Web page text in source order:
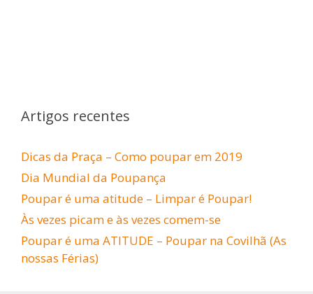
Artigos recentes
Dicas da Praça – Como poupar em 2019
Dia Mundial da Poupança
Poupar é uma atitude – Limpar é Poupar!
Às vezes picam e às vezes comem-se
Poupar é uma ATITUDE – Poupar na Covilhã (As
nossas Férias)